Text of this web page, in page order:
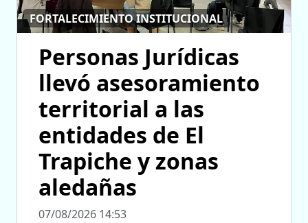
FORTALECIMIENTO INSTITUCIONAL
Personas Jurídicas
llevó asesoramiento
territorial a las
entidades de El
Trapiche y zonas
aledañas
07/08/2026 14:53